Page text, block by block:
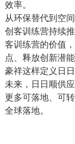
效率。
从环保替代到空
创客训练营持续
客训练营的价值
点、释放创新潜
豪祥这样定义日
未来，日日顺供
更多可落地、可
全球落地。